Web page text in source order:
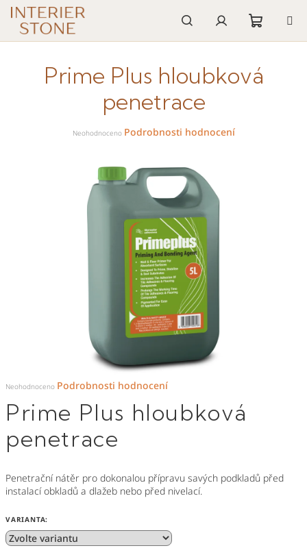
Přejít
obsah
HledatPřihlášení
košík
Prime Plus hloubková
penetrace
Průměrné
hodnocení
je
0,0
z
5
Neohodnoceno Podrobnosti hodnocení
Penetrační nátěr pro dokonalou přípravu savých podkladů před
instalací obkladů a dlažeb nebo před nivelací.
VARIANTA:
Prime Plus hloubková
penetrace
Průměrné
hodnocení
hvězdiček.
Neohodnoceno Podrobnosti hodnocení